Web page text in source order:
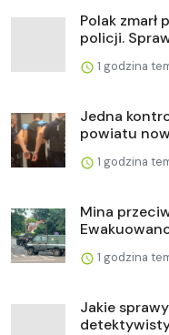
Polak
policji.
1 godzina
Jedna
powiatu
1 godzina
Mina
1 godzina
Jakie